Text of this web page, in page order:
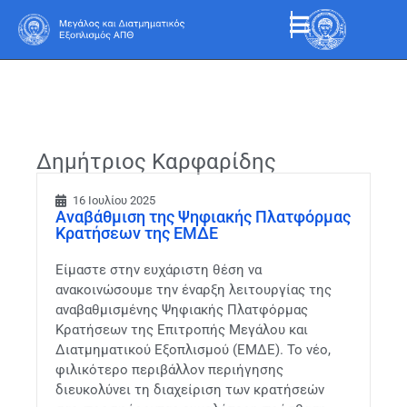
Δημήτριος Καρφαρίδης
16 Ιουλίου 2025
Αναβάθμιση της Ψηφιακής Πλατφόρμας
Κρατήσεων της ΕΜΔΕ
Είμαστε στην ευχάριστη θέση να
ανακοινώσουμε την έναρξη λειτουργίας της
αναβαθμισμένης Ψηφιακής Πλατφόρμας
Κρατήσεων της Επιτροπής Μεγάλου και
Διατμηματικού Εξοπλισμού (ΕΜΔΕ). Το νέο,
φιλικότερο περιβάλλον περιήγησης
διευκολύνει τη διαχείριση των κρατήσεών